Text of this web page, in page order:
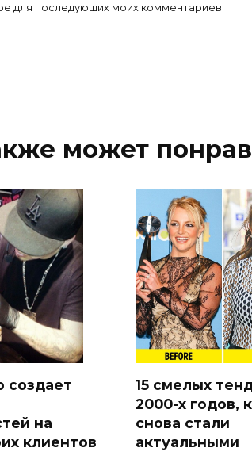
для последующих моих комментариев.
может
создает
на
клиентов
15 смелых
2000-х годов,
снова стали
актуальными